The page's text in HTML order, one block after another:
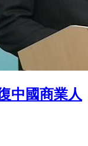
中國商業人